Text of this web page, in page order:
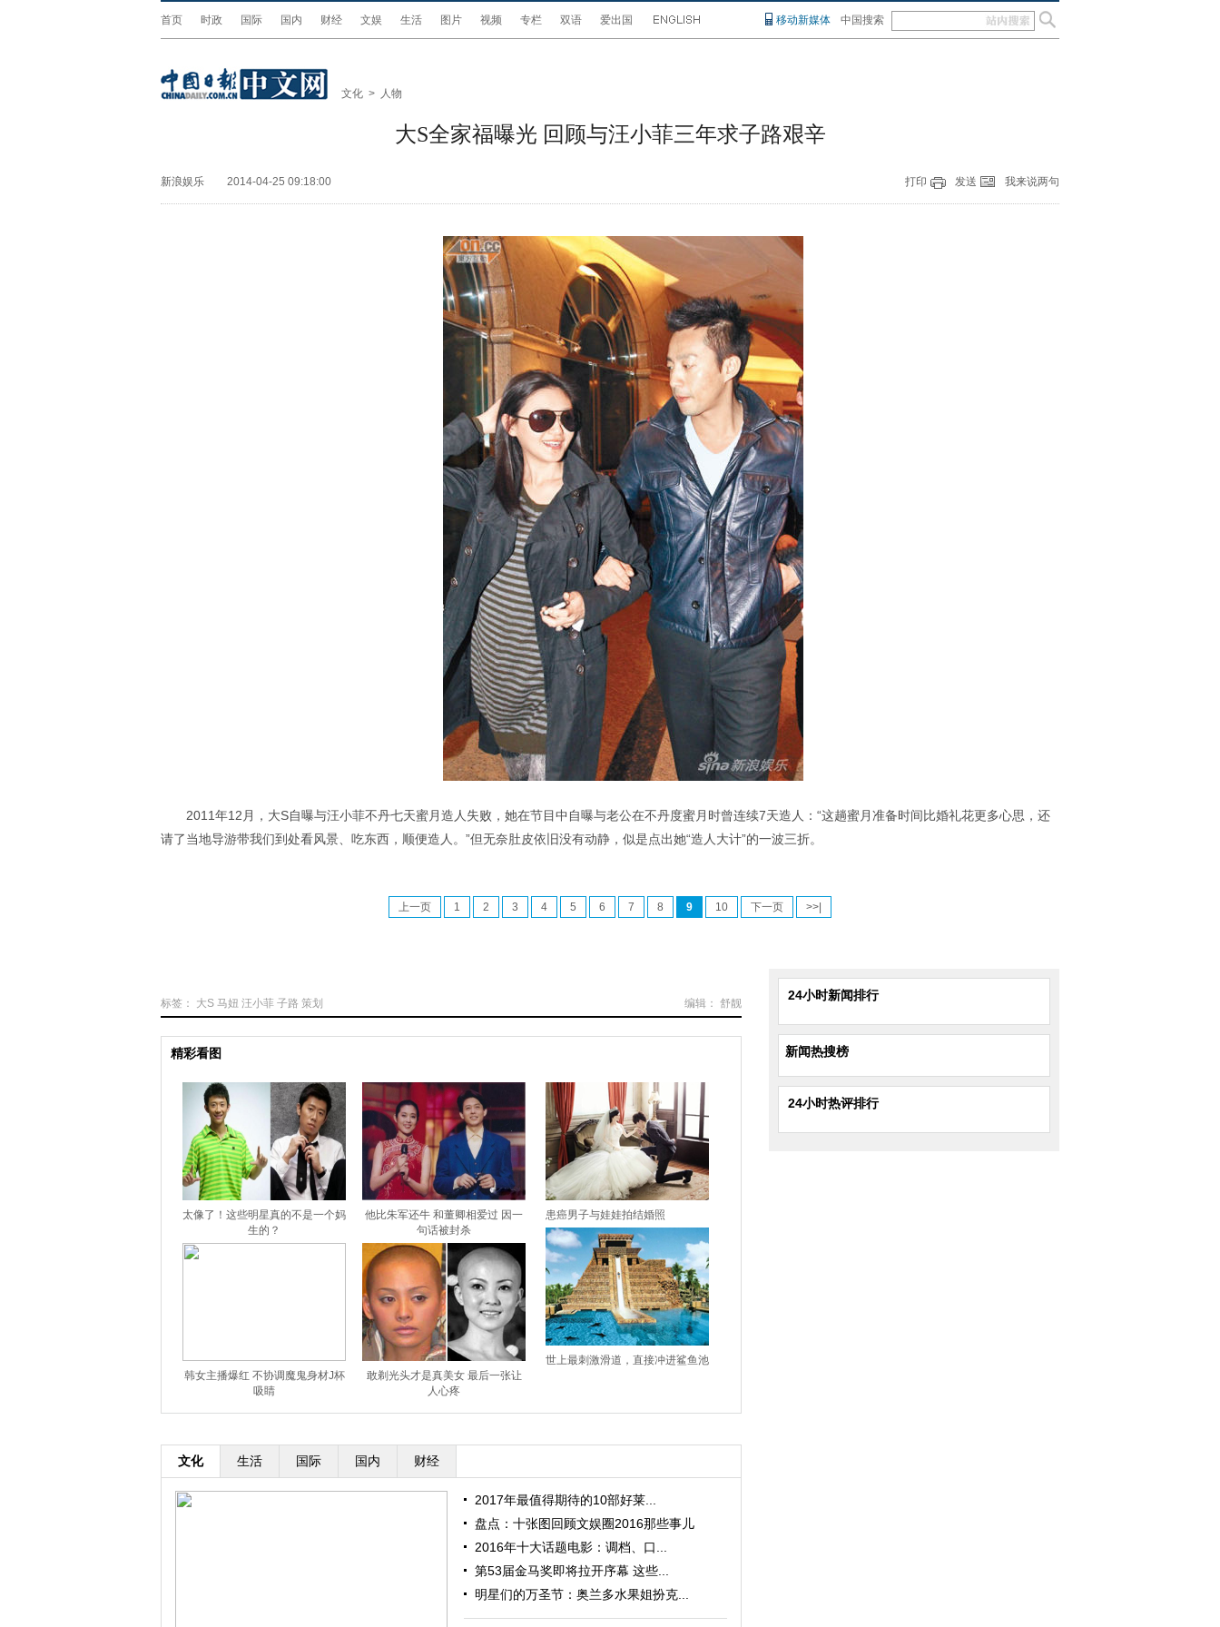
首页 时政 国际 国内 财经 文娱 生活 图片 视频 专栏 双语 爱出国 移动新媒体 中国搜索
文化 > 人物
大S全家福曝光 回顾与汪小菲三年求子路艰辛
新浪娱乐 2014-04-25 09:18:00 打印 发送 我来说两句
2011年12月，大S自曝与汪小菲不丹七天蜜月造人失败，她在节目中自曝与老公在不丹度蜜月时曾连续7天造人：“这趟蜜月准备时间比婚礼花更多心思，还
请了当地导游带我们到处看风景、吃东西，顺便造人。”但无奈肚皮依旧没有动静，似是点出她“造人大计”的一波三折。
上一页 1 2 3 4 5 6 7 8 9 10 下一页 >>|
编辑： 舒靓
标签： 大S 马妞 汪小菲 子路 策划
精彩看图
太像了！这些明星真的不是一个妈
生的？
他比朱军还牛 和董卿相爱过 因一
句话被封杀
韩女主播爆红 不协调魔鬼身材J杯
吸睛
敢剃光头才是真美女 最后一张让
人心疼
患癌男子与娃娃拍结婚照
世上最刺激滑道，直接冲进鲨鱼池
文化 生活 国际 国内 财经
2017年最值得期待的10部好莱...
盘点：十张图回顾文娱圈2016那些事儿
2016年十大话题电影：调档、口...
第53届金马奖即将拉开序幕 这些...
明星们的万圣节：奥兰多水果姐扮克...
24小时新闻排行
新闻热搜榜
24小时热评排行